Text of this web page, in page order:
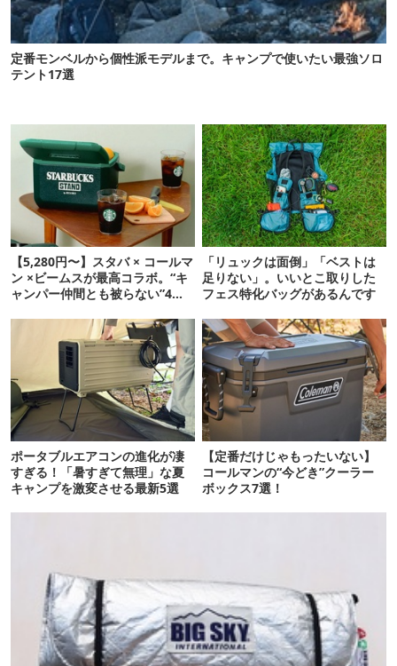
定番モンベルから個性派モデルまで。キャンプで使いたい最強ソロ
テント17選
【5,280円〜】スタバ × コールマ
ン ×ビームスが最高コラボ。“キ
ャンパー仲間とも被らない”4ア
「リュックは面倒」「ベストは
足りない」。いいとこ取りした
フェス特化バッグがあるんです
ポータブルエアコンの進化が凄
すぎる！「暑すぎて無理」な夏
キャンプを激変させる最新5選
【定番だけじゃもったいない】
コールマンの“今どき”クーラー
ボックス7選！